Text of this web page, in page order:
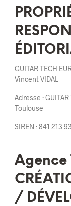
GUITAR TECH
Vincent VIDAL
Adresse :
Toulouse
SIREN : 841 213
Agence
/